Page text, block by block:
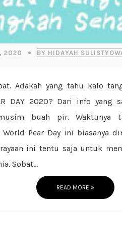
2020 BY HIDAYAH
DAY 2020? Dari info yang
buah pir. Waktunya
World Pear Day ini biasanya
ini tentu saja untuk
Sobat...
READ MORE »